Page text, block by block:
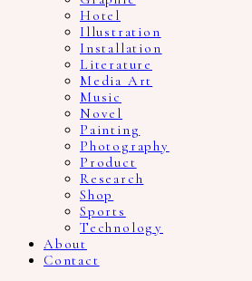
Hotel
Illustration
Installation
Literature
Media Art
Music
Novel
Painting
Photography
Product
Research
Shop
Sports
Technology
About
Contact